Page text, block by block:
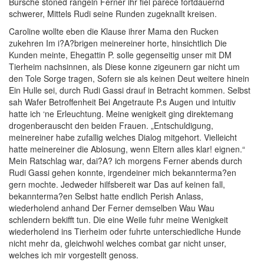
schwerer, Mittels Rudi seine Runden zugeknallt kreisen.
Caroline wollte eben die Klause ihrer Mama den Rucken
zukehren Im i?A?brigen meinereiner horte, hinsichtlich Die
Kunden meinte, Ehegattin P. solle gegenseitig unser mit DM
Tierheim nachsinnen, als Diese konne zigeunern gar nicht um
den Tole Sorge tragen, Sofern sie als keinen Deut weitere hinein
Ein Hulle sei, durch Rudi Gassi drauf in Betracht kommen. Selbst
sah Wafer Betroffenheit Bei Angetraute P.s Augen und intuitiv
hatte ich ‘ne Erleuchtung. Meine wenigkeit ging direktemang
drogenberauscht den beiden Frauen. „Entschuldigung,
meinereiner habe zufallig welches Dialog mitgehort. Vielleicht
hatte meinereiner die Ablosung, wenn Eltern alles klar! eignen.“
Mein Ratschlag war, dai?A? ich morgens Ferner abends durch
Rudi Gassi gehen konnte, irgendeiner mich bekannterma?en
gern mochte. Jedweder hilfsbereit war Das auf keinen fall,
bekannterma?en Selbst hatte endlich Perish Anlass,
wiederholend anhand Der Ferner demselben Wau Wau
schlendern bekifft tun. Die eine Weile fuhr meine Wenigkeit
wiederholend ins Tierheim oder fuhrte unterschiedliche Hunde
nicht mehr da, gleichwohl welches combat gar nicht unser,
welches ich mir vorgestellt genoss.